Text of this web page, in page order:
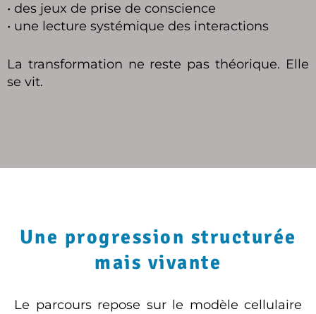
• des jeux de prise de conscience
• une lecture systémique des interactions
La transformation ne reste pas théorique. Elle
se vit.
Une progression structurée
mais vivante
Le parcours repose sur le modèle cellulaire